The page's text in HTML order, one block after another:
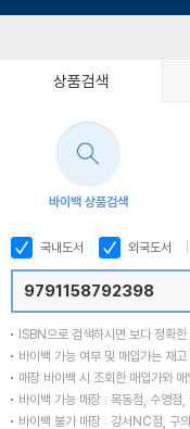
상품검색
바이백 상품검색
국내도서 외국도서
ISBN으로 검색하시면 보다 정확한
바이백 가능 여부 및 매입가는 재
매장 바이백 시 조회한 매입가와
바이백 가능 매장 : 목동점, 수영점
바이백 불가 매장 : 강서NC점, 구